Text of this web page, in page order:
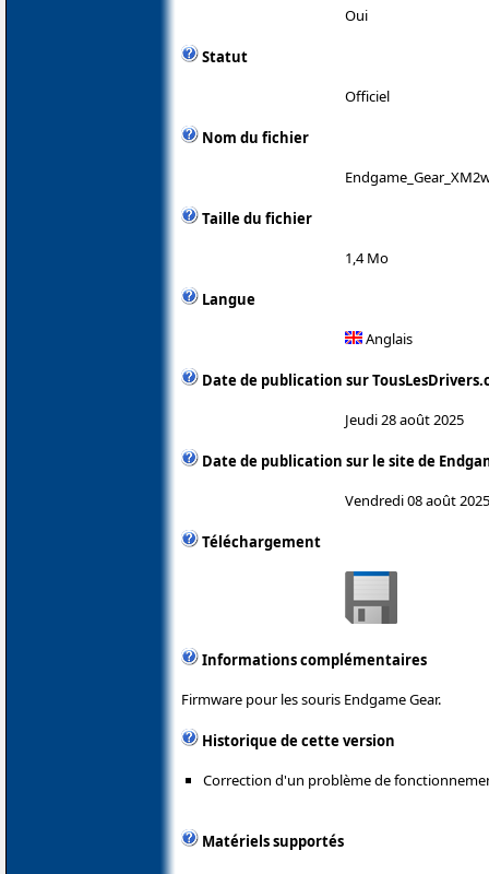
Oui
Statut
Officiel
Nom du fichier
Taille du fichier
1,4 Mo
Langue
Anglais
Date de publication sur
Jeudi 28 août 2025
Date de publication sur le site de
Vendredi 08 août 2025
Téléchargement
Informations complémentaires
Firmware pour les souris Endgame Gear.
Historique de cette version
Correction d'un problème de
Matériels supportés